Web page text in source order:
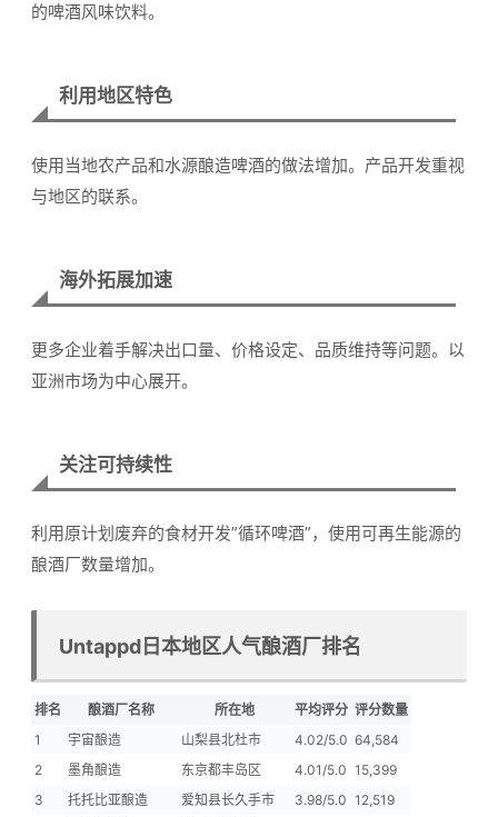
的啤酒风味饮料。
利用地区特色
使用当地农产品和水源酿造啤酒的做法增加。产品开发重视
与地区的联系。
海外拓展加速
更多企业着手解决出口量、价格设定、品质维持等问题。以
亚洲市场为中心展开。
关注可持续性
利用原计划废弃的食材开发”循环啤酒”，使用可再生能源的
酿酒厂数量增加。
Untappd日本地区人气酿酒厂排名
排名 酿酒厂名称 所在地 平均评分 评分数量
1
宇宙酿造 山梨县北杜市 4.02/5.0 64,584
2
墨角酿造 东京都丰岛区 4.01/5.0 15,399
3
托托比亚酿造 爱知县长久手市 3.98/5.0 12,519